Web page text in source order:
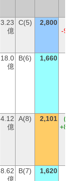
3.23
億
C(5) 2,800
-
18.0
億
B(6) 1,660
4.12
億
A(8) 2,101
8.62
億
B(7) 1,620